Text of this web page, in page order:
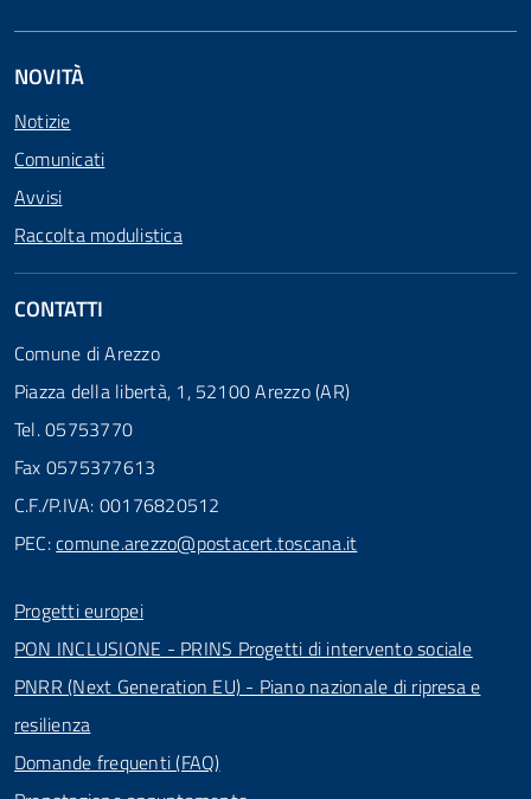
NOVITÀ
Notizie
Comunicati
Avvisi
Raccolta modulistica
CONTATTI
Comune di Arezzo
Piazza della libertà, 1, 52100 Arezzo (AR)
Tel. 05753770
Fax 0575377613
C.F./P.IVA: 00176820512
PEC:comune.arezzo@postacert.toscana.it
Progetti europei
PON INCLUSIONE - PRINS Progetti di intervento sociale
PNRR (Next Generation EU) - Piano nazionale di ripresa e
resilienza
Domande frequenti (FAQ)